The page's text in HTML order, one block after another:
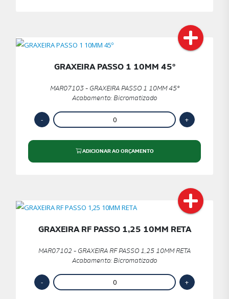
GRAXEIRA PASSO 1 10MM 45º
MAR07103 - GRAXEIRA PASSO 1 10MM 45º
Acabamento: Bicromatizado
ADICIONAR AO ORÇAMENTO
GRAXEIRA RF PASSO 1,25 10MM RETA
MAR07102 - GRAXEIRA RF PASSO 1,25 10MM RETA
Acabamento: Bicromatizado